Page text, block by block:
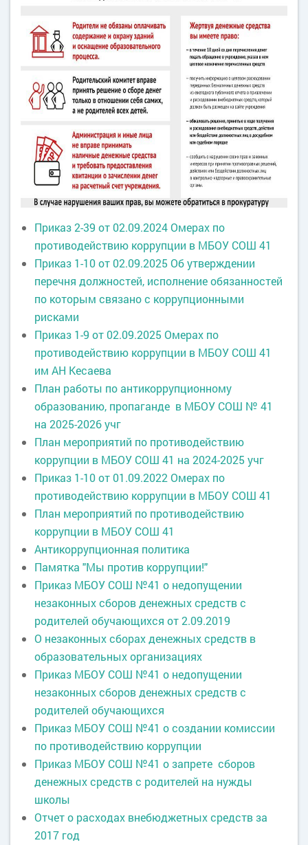
Приказ 2-39 от 02.09.2024 Омерах по
противодействию коррупции в МБОУ СОШ 41
Приказ 1-10 от 02.09.2025 Об утверждении
перечня должностей, исполнение обязанностей
по которым связано с коррупционными
рисками
Приказ 1-9 от 02.09.2025 Омерах по
противодействию коррупции в МБОУ СОШ 41
им АН Кесаева
План работы по антикоррупционному
образованию, пропаганде в МБОУ СОШ № 41
на 2025-2026 учг
План мероприятий по противодействию
коррупции в МБОУ СОШ 41 на 2024-2025 учг
Приказ 1-10 от 01.09.2022 Омерах по
противодействию коррупции в МБОУ СОШ 41
План мероприятий по противодействию
коррупции в МБОУ СОШ 41
Антикоррупционная политика
Памятка "Мы против коррупции!"
Приказ МБОУ СОШ №41 о недопущении
незаконных сборов денежных средств с
родителей обучающихся от 2.09.2019
О незаконных сборах денежных средств в
образовательных организациях
Приказ МБОУ СОШ №41 о недопущении
незаконных сборов денежных средств с
родителей обучающихся
Приказ МБОУ СОШ №41 о создании комиссии
по противодействию коррупции
Приказ МБОУ СОШ №41 о запрете сборов
денежных средств с родителей на нужды
школы
Отчет о расходах внебюджетных средств за
2017 год